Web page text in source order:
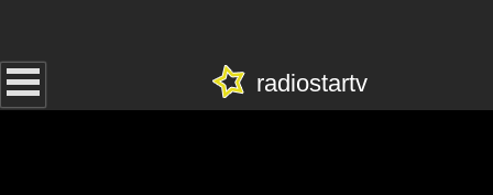
radiostartv